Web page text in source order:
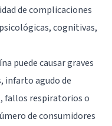
de complicaciones
cognitivas,
puede causar graves
infarto agudo de
fallos respiratorios o
de consumidores